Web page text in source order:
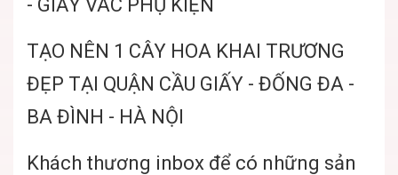
- GIẤY VÁC PHỤ KIỆN
TẠO NÊN 1 CÂY HOA KHAI TRƯƠNG
ĐẸP TẠI QUẬN CẦU GIẤY - ĐỐNG ĐA -
BA ĐÌNH - HÀ NỘI
Khách thương inbox để có những sản